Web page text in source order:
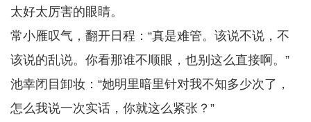
太好太厉害的眼睛。
常小雁叹气，翻开日程：“真是难管。该说不说，不
该说的乱说。你看那谁不顺眼，也别这么直接啊。”
池幸闭目卸妆：“她明里暗里针对我不知多少次了，
怎么我说一次实话，你就这么紧张？”